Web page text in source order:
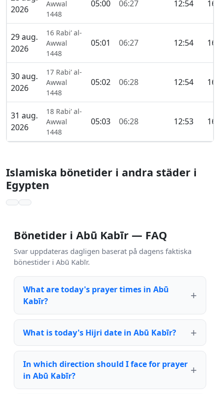
2026
Awwal
1448
05:00 06:27 12:54
29 aug.
2026
16 Rabi’ al-
Awwal
1448
05:01 06:27 12:54
30 aug.
2026
17 Rabi’ al-
Awwal
1448
05:02 06:28 12:54
31 aug.
2026
18 Rabi’ al-
Awwal
1448
05:03 06:28 12:53
Islamiska bönetider i andra städer i
Egypten
Bönetider i Abū Kabīr — FAQ
Svar uppdateras dagligen baserat på dagens faktiska
bönestider i Abū Kabīr.
What are today's prayer times in Abū
Kabīr?
What is today's Hijri date in Abū Kabīr?
In which direction should I face for prayer
in Abū Kabīr?